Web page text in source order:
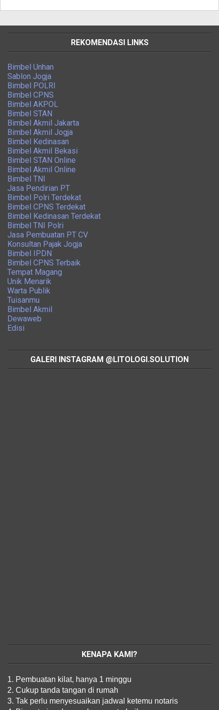
REKOMENDASI LINKS
Bimbel Unhan
Sablon Jogja
Bimbel POLRI
Bimbel CPNS
Bimbel AKPOL
Bimbel STAN
Bimbel Akmil Jakarta
Bimbel Akmil Jogja
Bimbel Kedinasan
Bimbel Akmil Bekasi
Bimbel STAN Online
Bimbel Akmil Online
Bimbel TNI
Jasa Pendirian PT
Bimbel Polri Terdekat
Bimbel CPNS Terdekat
Bimbel Kedinasan Terdekat
Bimbel TNI Polri
Jasa Pembuatan PT CV
Konsultan Pajak Jogja
Bimbel IPDN
Bimbel CPNS Terbaik
Tempat Magang
Unik Menarik
Warta Publik
Tuisanmu
Bimbel Akmil
Dewaweb
Edisi
GALERI INSTAGRAM @LITOLOGI.SOLUTION
KENAPA KAMI?
1. Pembuatan kilat, hanya 1 minggu
2. Cukup tanda tangan di rumah
3. Tak perlu menyesuaikan jadwal ketemu notaris